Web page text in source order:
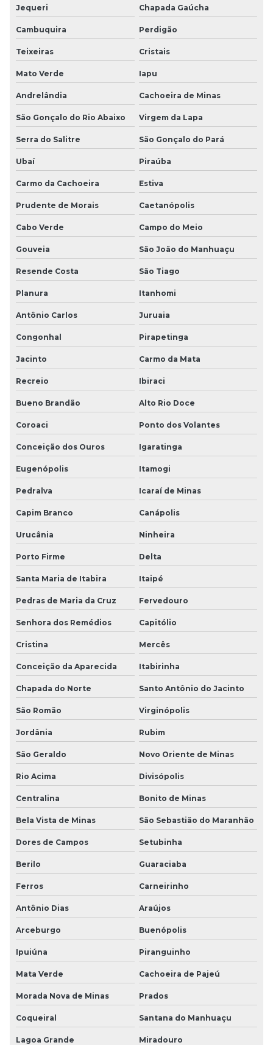
Jequeri Chapada Gaúcha
Cambuquira Perdigão
Teixeiras Cristais
Mato Verde Iapu
Andrelândia Cachoeira de Minas
São Gonçalo do Rio Abaixo Virgem da Lapa
Serra do Salitre São Gonçalo do Pará
Ubaí Piraúba
Carmo da Cachoeira Estiva
Prudente de Morais Caetanópolis
Cabo Verde Campo do Meio
Gouveia São João do Manhuaçu
Resende Costa São Tiago
Planura Itanhomi
Antônio Carlos Juruaia
Congonhal Pirapetinga
Jacinto Carmo da Mata
Recreio Ibiraci
Bueno Brandão Alto Rio Doce
Coroaci Ponto dos Volantes
Conceição dos Ouros Igaratinga
Eugenópolis Itamogi
Pedralva Icaraí de Minas
Capim Branco Canápolis
Urucânia Ninheira
Porto Firme Delta
Santa Maria de Itabira Itaipé
Pedras de Maria da Cruz Fervedouro
Senhora dos Remédios Capitólio
Cristina Mercês
Conceição da Aparecida Itabirinha
Chapada do Norte Santo Antônio do Jacinto
São Romão Virginópolis
Jordânia Rubim
São Geraldo Novo Oriente de Minas
Rio Acima Divisópolis
Centralina Bonito de Minas
Bela Vista de Minas São Sebastião do Maranhão
Dores de Campos Setubinha
Berilo Guaraciaba
Ferros Carneirinho
Antônio Dias Araújos
Arceburgo Buenópolis
Ipuiúna Piranguinho
Mata Verde Cachoeira de Pajeú
Morada Nova de Minas Prados
Coqueiral Santana do Manhuaçu
Lagoa Grande Miradouro